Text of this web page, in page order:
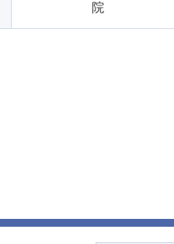
院